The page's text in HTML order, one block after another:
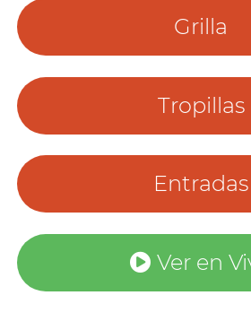
Grilla
Tropillas
Entradas
Ver en